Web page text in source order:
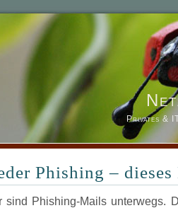
Privates &
Phishing –
sind Phishing-Mails unterwegs.